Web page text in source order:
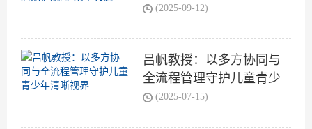
护航的“助孕优选”
(2025-09-12)
吕帆教授：以多方协同与
全流程管理守护儿童青少
年清晰视界
(2025-07-15)